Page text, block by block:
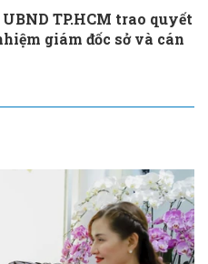
TP.HCM trao quyết
giám đốc sở và cán